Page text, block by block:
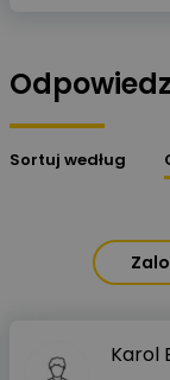
Sortuj według
Karol